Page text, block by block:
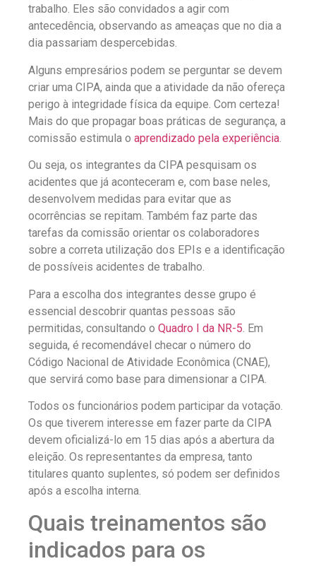
trabalho. Eles são convidados a agir com
antecedência, observando as ameaças que no dia a
dia passariam despercebidas.
Alguns empresários podem se perguntar se devem
criar uma CIPA, ainda que a atividade da não ofereça
perigo à integridade física da equipe. Com certeza!
Mais do que propagar boas práticas de segurança, a
comissão estimula o aprendizado pela experiência.
Ou seja, os integrantes da CIPA pesquisam os
acidentes que já aconteceram e, com base neles,
desenvolvem medidas para evitar que as
ocorrências se repitam. Também faz parte das
tarefas da comissão orientar os colaboradores
sobre a correta utilização dos EPIs e a identificação
de possíveis acidentes de trabalho.
Para a escolha dos integrantes desse grupo é
essencial descobrir quantas pessoas são
permitidas, consultando o Quadro I da NR-5 . Em
seguida, é recomendável checar o número do
Código Nacional de Atividade Econômica (CNAE),
que servirá como base para dimensionar a CIPA.
Todos os funcionários podem participar da votação.
Os que tiverem interesse em fazer parte da CIPA
devem oficializá-lo em 15 dias após a abertura da
eleição. Os representantes da empresa, tanto
titulares quanto suplentes, só podem ser definidos
após a escolha interna.
Quais treinamentos são
indicados para os